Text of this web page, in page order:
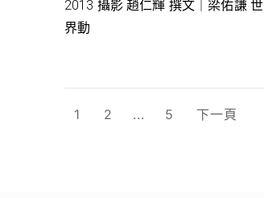
2013 攝影 趙仁輝 撰文｜梁佑謙 世
界動
文
1 2 ... 5 下一頁